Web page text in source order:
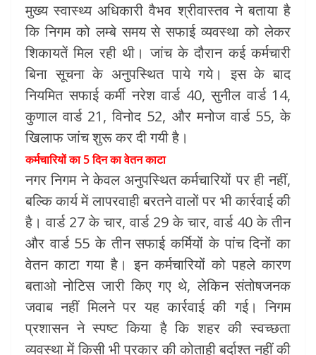
मुख्य स्वास्थ्य अधिकारी वैभव श्रीवास्तव ने बताया है
कि निगम को लम्बे समय से सफाई व्यवस्था को लेकर
शिकायतें मिल रही थी। जांच के दौरान कई कर्मचारी
बिना सूचना के अनुपस्थित पाये गये। इस के बाद
नियमित सफाई कर्मी नरेश वार्ड 40, सुनील वार्ड 14,
कुणाल वार्ड 21, विनोद 52, और मनोज वार्ड 55, के
खिलाफ जांच शुरू कर दी गयी है।
कर्मचारियों का 5 दिन का वेतन काटा
नगर निगम ने केवल अनुपस्थित कर्मचारियों पर ही नहीं,
बल्कि कार्य में लापरवाही बरतने वालों पर भी कार्रवाई की
है। वार्ड 27 के चार, वार्ड 29 के चार, वार्ड 40 के तीन
और वार्ड 55 के तीन सफाई कर्मियों के पांच दिनों का
वेतन काटा गया है। इन कर्मचारियों को पहले कारण
बताओ नोटिस जारी किए गए थे, लेकिन संतोषजनक
जवाब नहीं मिलने पर यह कार्रवाई की गई। निगम
प्रशासन ने स्पष्ट किया है कि शहर की स्वच्छता
व्यवस्था में किसी भी प्रकार की कोताही बर्दाश्त नहीं की